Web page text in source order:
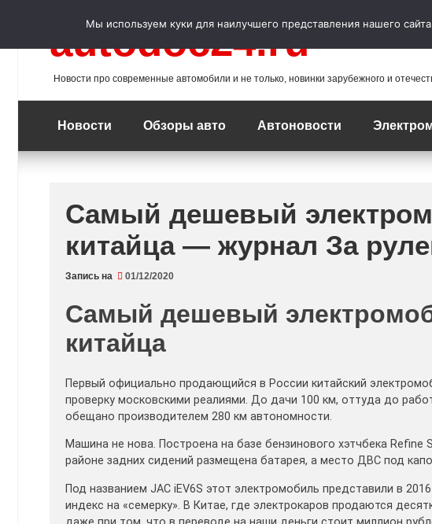
autodoc24.ru
Новости про современные автомобили и не только, новинки зарубежного и
Новости Обзоры авто Автоновости
Самый дешевый
китайца — журнал За
Запись на 01/12/2020
Самый дешевый
китайца
Первый официально продающийся в России китайский
проверку московскими реалиями. До дачи 100 км, оттуда до
обещано производителем 280 км автономности.
Машина не нова. Построена на базе бензинового хэтчбека
районе задних сидений размещена батарея, а место ДВС под
Под названием JAC iEV6S этот электромобиль представили в
индекс на «семерку». В Китае, где электрокаров продаются
Мы используем куки для наилучшего представления нашего